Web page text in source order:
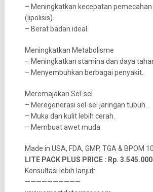
– Meningkatkan kecepatan
(lipolisis).
– Berat badan ideal.
Meningkatkan Metabolisme
– Meningkatkan stamina dan daya
– Menyembuhkan berbagai penyakit.
Meremajakan Sel-sel
– Meregenerasi sel-sel jaringan tubuh.
– Muka dan kulit lebih cerah.
– Membuat awet muda.
Made in USA, FDA, GMP, TGA & BPOM
LITE PACK PLUS PRICE : Rp. 3.545.000
Konsultasi lebih lanjut:
——————————